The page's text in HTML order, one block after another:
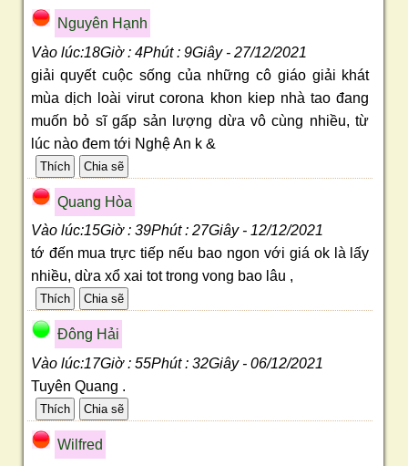
Nguyên Hạnh
Vào lúc:18Giờ : 4Phút : 9Giây - 27/12/2021
giải quyết cuộc sống của những cô giáo giải khát
mùa dịch loài virut corona khon kiep nhà tao đang
muốn bỏ sĩ gấp sản lượng dừa vô cùng nhiều, từ
lúc nào đem tới Nghệ An k &
Quang Hòa
Vào lúc:15Giờ : 39Phút : 27Giây - 12/12/2021
tớ đến mua trực tiếp nếu bao ngon với giá ok là lấy
nhiều, dừa xổ xai tot trong vong bao lâu ,
Ðông Hải
Vào lúc:17Giờ : 55Phút : 32Giây - 06/12/2021
Tuyên Quang .
Wilfred